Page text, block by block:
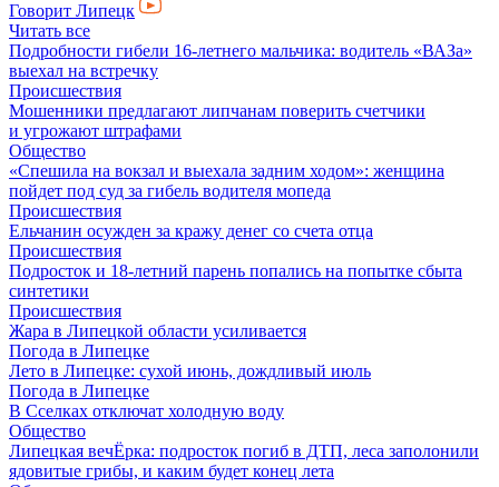
Говорит Липецк
Читать все
Подробности гибели 16-летнего мальчика: водитель «ВАЗа»
выехал на встречку
Происшествия
Мошенники предлагают липчанам поверить счетчики
и угрожают штрафами
Общество
«Спешила на вокзал и выехала задним ходом»: женщина
пойдет под суд за гибель водителя мопеда
Происшествия
Ельчанин осужден за кражу денег со счета отца
Происшествия
Подросток и 18-летний парень попались на попытке сбыта
синтетики
Происшествия
Жара в Липецкой области усиливается
Погода в Липецке
Лето в Липецке: сухой июнь, дождливый июль
Погода в Липецке
В Сселках отключат холодную воду
Общество
Липецкая вечЁрка: подросток погиб в ДТП, леса заполонили
ядовитые грибы, и каким будет конец лета